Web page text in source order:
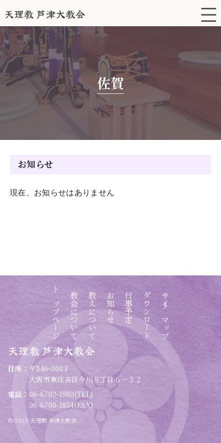
佐賀
お知らせ
現在、お知らせはありません
天理教 芦津大教会
住所： 〒546-0003
大阪市東住吉区今川８丁目６－３２
電話： 06-6702-1980(TEL)
06-6700-1854(FAX)
© 2020 天理教 芦津大教会.
トップページ教会について教えについて お知らせ 行事予定 ダウンロードサイトマップ